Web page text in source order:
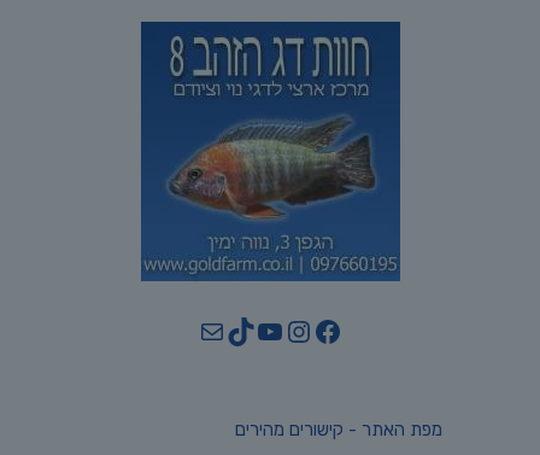
Facebook
Instagram
YouTube
TikTok
Mail
מפת האתר - קישורים מהירים